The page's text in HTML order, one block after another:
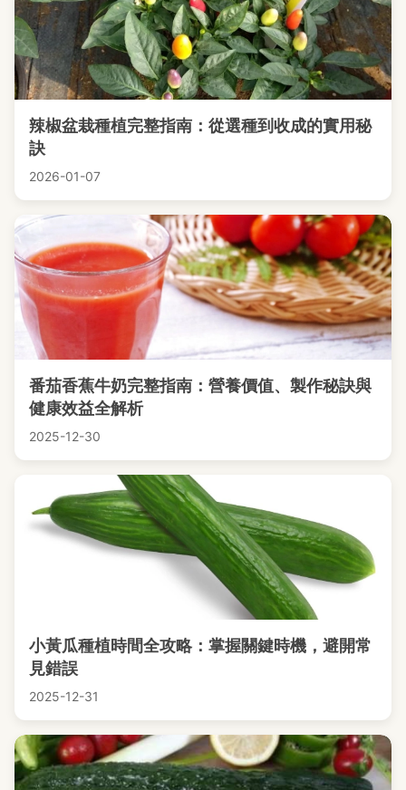
辣椒盆栽種植完整指南：從選種到收成的實用秘
訣
2026-01-07
番茄香蕉牛奶完整指南：營養價值、製作秘訣與
健康效益全解析
2025-12-30
小黃瓜種植時間全攻略：掌握關鍵時機，避開常
見錯誤
2025-12-31